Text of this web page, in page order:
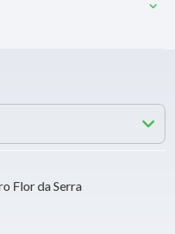
Flor da Serra